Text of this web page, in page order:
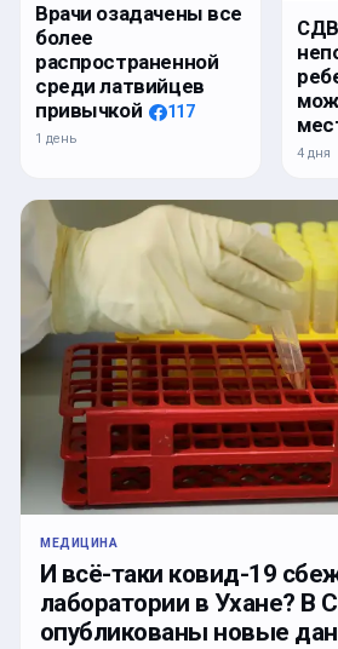
Врачи озадачены все
более
распространенной
среди латвийцев
привычкой
117
1 день
4 дня
МЕДИЦИНА
И всё-таки ковид-19
лаборатории в Ухане? В
опубликованы новые